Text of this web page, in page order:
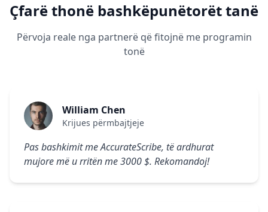
Çfarë thonë bashkëpunëtorët tanë
Përvoja reale nga partnerë që fitojnë me programin
tonë
William Chen
Krijues përmbajtjeje
Pas bashkimit me AccurateScribe, të ardhurat
mujore më u rritën me 3000 $. Rekomandoj!